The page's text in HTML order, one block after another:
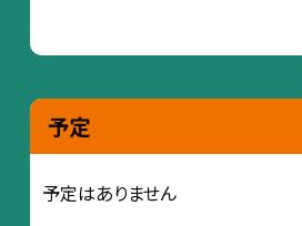
予定
予定はありません